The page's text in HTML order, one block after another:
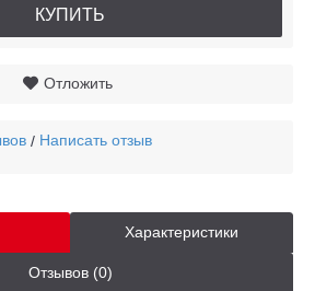
КУПИТЬ
Отложить
/ Написать отзыв
Характеристики
Отзывов (0)